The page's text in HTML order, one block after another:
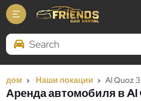
Search Brands
дом Наши локации Al Quoz 3
Аренда автомобиля в Al